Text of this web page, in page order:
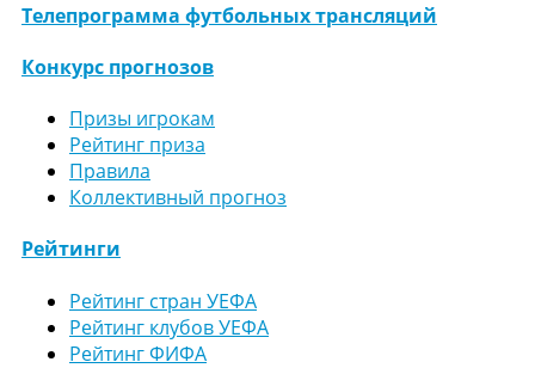
Телепрограмма футбольных трансляций
Конкурс прогнозов
Призы игрокам
Рейтинг приза
Правила
Коллективный прогноз
Рейтинги
Рейтинг стран УЕФА
Рейтинг клубов УЕФА
Рейтинг ФИФА